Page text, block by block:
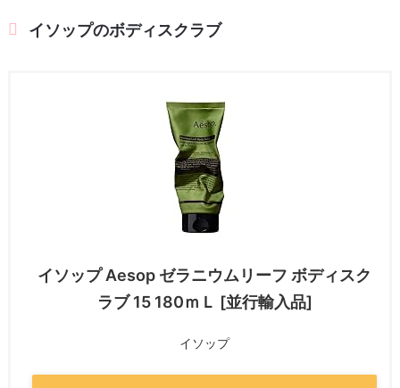
イソップのボディスクラブ
イソップ Aesop ゼラニウムリーフ ボディスク
ラブ 15 180ｍＬ [並行輸入品]
イソップ